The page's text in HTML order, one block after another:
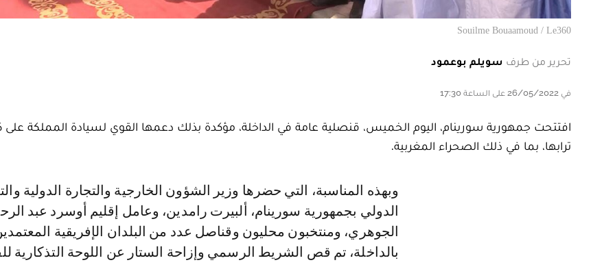
Souilme Bouaamoud / Le360
تحرير من طرف سويلم بوعمود
في 26/05/2022 على الساعة 17:30
افتتحت جمهورية سورينام، اليوم الخميس، قنصلية عامة في الداخلة، مؤكدة بذلك دعمها القوي لسيادة المملكة على
ترابها، بما في ذلك الصحراء المغربية.
وبهذه المناسبة، التي حضرها وزير الشؤون الخارجية والتجارة الدولية والتعاون
الدولي بجمهورية سورينام، ألبيرت رامدين، وعامل إقليم أوسرد عبد
الجوهري، ومنتخبون محليون وقناصل عدد من البلدان الإفريقية
بالداخلة، تم قص الشريط الرسمي وإزاحة الستار عن اللوحة التذكارية